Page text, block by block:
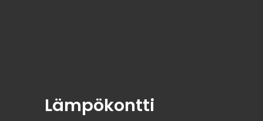
Lämpökontti